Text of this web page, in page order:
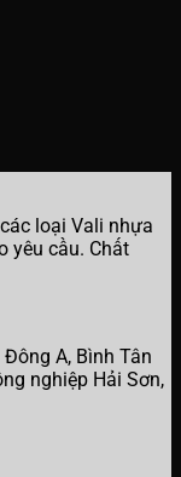
loại Vali nhựa
yêu cầu. Chất
A, Bình Tân
nghiệp Hải Sơn,